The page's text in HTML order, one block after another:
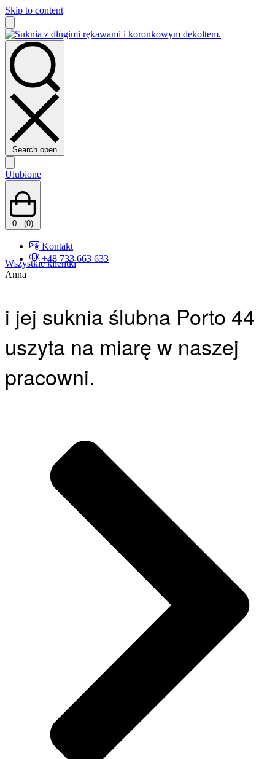
Skip to content
Search open
Ulubione
0 (0)
Kontakt
+48 733 663 633
Wszystkie klientki
Anna
i jej suknia ślubna Porto 44
uszyta na miarę w naszej
pracowni.